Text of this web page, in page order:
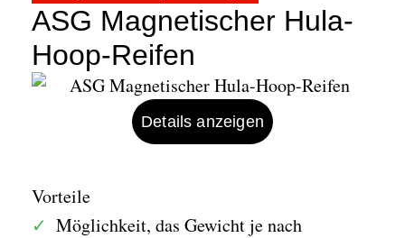
ASG Magnetischer Hula-
Hoop-Reifen
Vorteile
Möglichkeit, das Gewicht je nach
Details anzeigen